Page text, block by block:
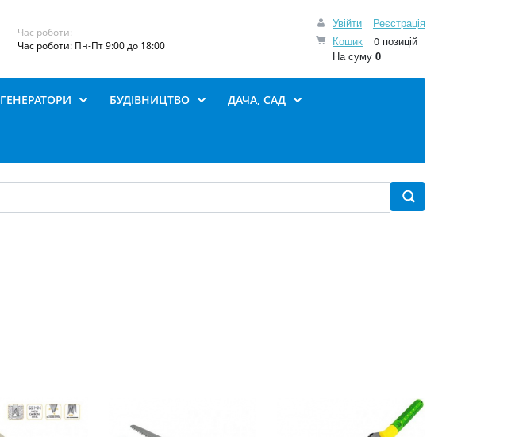
Увійти
Реєстрація
Кошик
0 позицій
На суму 0
Час роботи:
Час роботи: Пн-Пт 9:00 до 18:00
ГЕНЕРАТОРИ БУДІВНИЦТВО ДАЧА, САД